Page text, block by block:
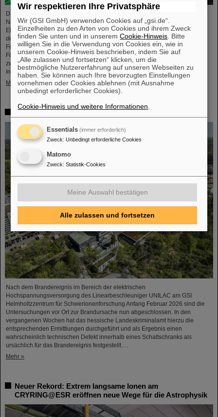
Dr. Yannik Zobus, Laserphysiker bei GSI/FAIR, leitet seit dem 1. Mai 2026 die
Nachwuchsgruppe LASE-FUSE (LAser Simulation for Enhanced FUSion
Efficiency – Lasersimulation zur Erhöhung der Fusionseffizienz). Im Rahmen
des Förderprogramms „Fusionstalente“ des Bundesministeriums für
Forschung, Technologie und Raumfahrt (BMFTR) erhält das Projekt eine
Förderung in Höhe von drei Millionen Euro über fünf Jahre. Bereits zum
zweiten Mal wird somit ein Projekt von GSI/FAIR im Rahmen der BMFTR-
Initiative…
Mehr »
Technischer Defekt als Brandursache bestätigt
Nach dem Brandereignis im Bereich der elektrischen
Hochspannungsversorgung des Linearbeschleuniger UNILAC am GSI
Helmholtzzentrum für Schwerionenforschung Anfang Februar 2026 sind die
Untersuchungen vor Ort zur Brandursache nun abgeschlossen. In den
vergangenen Wochen hat das hessische Landeskriminalamt hierzu die
entsprechenden Ermittlungen durchgeführt und als Ergebnis einen
wahrscheinlich technischen Defekt innerhalb eines Schaltschranks als
ursächlich für das Brandereignis festgestellt.…
Mehr »
Neuer Rekord: Extrem langsame Ionen am
CRYRING@ESR eröffnen neue Wege für die Astrophysik
Wir respektieren Ihre Privatsphäre
Wir (GSI GmbH) verwenden Cookies auf „gsi.de“.
Einzelheiten zu den Arten von Cookies und ihrem Zweck
finden Sie unten und in unseremCookie-Hinweis . Bitte
willigen Sie in die Verwendung von Cookies ein, wie in
unserem Cookie-Hinweis beschrieben, indem Sie auf
„Alle zulassen und fortsetzen“ klicken, um die
bestmögliche Nutzererfahrung auf unseren Webseiten zu
haben. Sie können auch Ihre bevorzugten Einstellungen
vornehmen oder Cookies ablehnen (mit Ausnahme
unbedingt erforderlicher Cookies).
Cookie-Hinweis und weitere Informationen
Essentials (immer erforderlich)
Zweck: Unbedingt erforderliche Cookies
Matomo
Zweck: Statistik-Cookies
Meine Auswahl bestätigen
Alle zulassen und fortsetzen